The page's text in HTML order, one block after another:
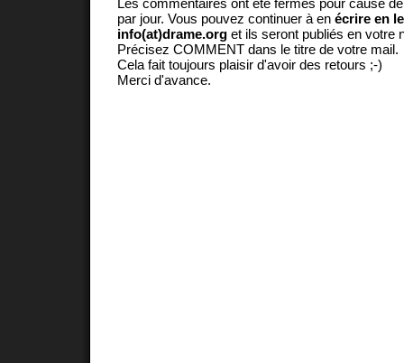
Les commentaires ont été fermés pour cause
par jour. Vous pouvez continuer à en écrire en
info(at)drame.org et ils seront publiés en votre
Précisez COMMENT dans le titre de votre mail.
Cela fait toujours plaisir d'avoir des retours ;-)
Merci d'avance.